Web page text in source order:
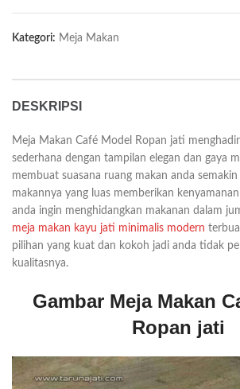
Kategori: Meja Makan
DESKRIPSI
Meja Makan Café Model Ropan jati
sederhana dengan tampilan elegan dan gaya
membuat suasana ruang makan anda
makannya yang luas memberikan
anda ingin menghidangkan makanan dalam
meja makan kayu jati minimalis modern
pilihan yang kuat dan kokoh jadi anda tidak
kualitasnya.
Gambar Meja Makan
Ropan jati